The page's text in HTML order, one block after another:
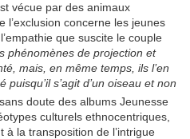
vécue par des animaux
l’exclusion concerne les jeunes
que suscite le couple
phénomènes de projection et
mais, en même temps, ils l’en
s’agit d’un oiseau et non
sans doute des albums Jeunesse
culturels ethnocentriques,
la transposition de l’intrigue